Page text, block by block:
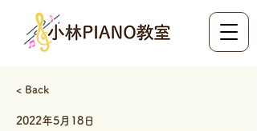
< Back
2022年5月18日